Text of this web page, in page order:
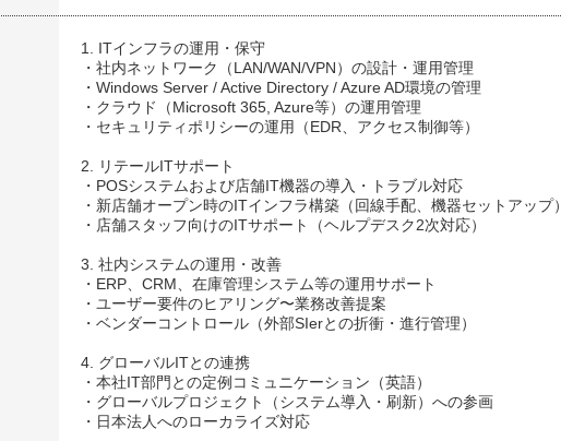
1. ITインフラの運用・保守
・社内ネットワーク（LAN/WAN/VPN）の設計・運用管理
・Windows Server / Active Directory / Azure AD環境の管理
・クラウド（Microsoft 365, Azure等）の運用管理
・セキュリティポリシーの運用（EDR、アクセス制御等）
2. リテールITサポート
・POSシステムおよび店舗IT機器の導入・トラブル対応
・新店舗オープン時のITインフラ構築（回線手配、機器セットアップ）
・店舗スタッフ向けのITサポート（ヘルプデスク2次対応）
3. 社内システムの運用・改善
・ERP、CRM、在庫管理システム等の運用サポート
・ユーザー要件のヒアリング〜業務改善提案
・ベンダーコントロール（外部SIerとの折衝・進行管理）
4. グローバルITとの連携
・本社IT部門との定例コミュニケーション（英語）
・グローバルプロジェクト（システム導入・刷新）への参画
・日本法人へのローカライズ対応